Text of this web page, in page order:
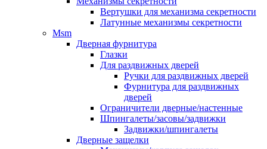
Вертушки для механизма секретности
Латунные механизмы секретности
Msm
Дверная фурнитура
Глазки
Для раздвижных дверей
Ручки для раздвижных дверей
Фурнитура для раздвижных
дверей
Ограничители дверные/настенные
Шпингалеты/засовы/задвижки
Задвижки/шпингалеты
Дверные защелки